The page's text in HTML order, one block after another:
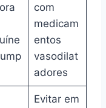
com
medicam
entos
vasodilat
adores
Evitar em